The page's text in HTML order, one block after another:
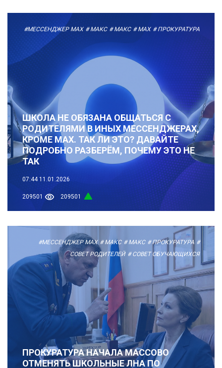
#МЕССЕНДЖЕР MAX # МАКС # МАКС # MAX # ПРОКУРАТУРА
ШКОЛА НЕ ОБЯЗАНА ОБЩАТЬСЯ С
РОДИТЕЛЯМИ В ИНЫХ МЕССЕНДЖЕРАХ,
КРОМЕ MAX. ТАК ЛИ ЭТО? ДАВАЙТЕ
ПОДРОБНО РАЗБЕРЁМ, ПОЧЕМУ ЭТО НЕ
ТАК
07:44 11.01.2026
209501 209501
#МЕССЕНДЖЕР MAX # МАКС # МАКС # ПРОКУРАТУРА #
СОВЕТ РОДИТЕЛЕЙ # СОВЕТ ОБУЧАЮЩИХСЯ
ПРОКУРАТУРА НАЧАЛА МАССОВО
ОТМЕНЯТЬ ШКОЛЬНЫЕ ЛНА ПО